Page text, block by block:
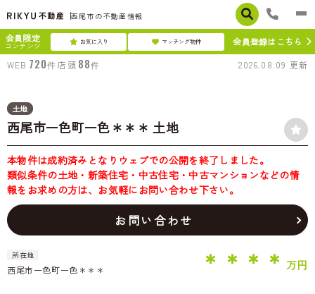
西尾市の不動産情報
会員限定
コンテンツ お気に入り マッチング物件
会員登録はこちら
WEB 720件 店頭 88件 2026.08.09 更新
土地
西尾市一色町一色＊＊＊ 土地
本物件は成約済みとなりウェブでの公開を終了しました。
類似条件の土地・新築住宅・中古住宅・中古マンションなどの情
報をお求めの方は、お気軽にお問い合わせ下さい。
お問い合わせ
所在地
西尾市一色町一色＊＊＊ ＊＊＊＊ 万円